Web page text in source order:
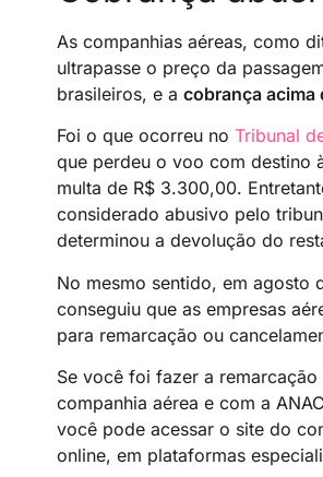
As companhias aéreas, como
ultrapasse o preço da
brasileiros, e a cobrança acima
Foi o que ocorreu no Tribunal
que perdeu o voo com destino
multa de R$ 3.300,00.
considerado abusivo pelo
determinou a devolução do
No mesmo sentido, em agosto
conseguiu que as empresas
para remarcação ou
Se você foi fazer a
companhia aérea e com a
você pode acessar o site do
online, em plataformas